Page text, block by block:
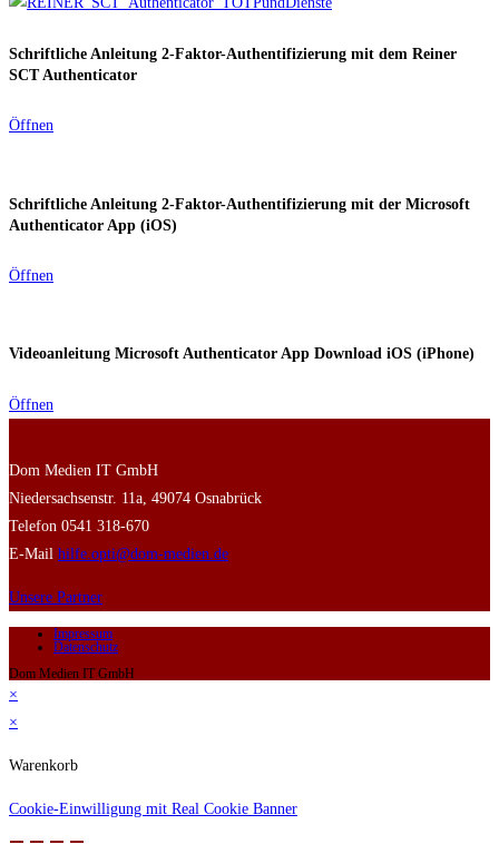
Schriftliche Anleitung 2-Faktor-Authentifizierung mit dem Reiner
SCT Authenticator
Öffnen
Schriftliche Anleitung 2-Faktor-Authentifizierung mit der Microsoft
Authenticator App (iOS)
Öffnen
Videoanleitung Microsoft Authenticator App Download iOS (iPhone)
Öffnen
Dom Medien IT GmbH
Niedersachsenstr. 11a, 49074 Osnabrück
Telefon 0541 318-670
E-Mail hilfe.opti@dom-medien.de
Unsere Partner
Impressum
Datenschutz
Dom Medien IT GmbH
×
×
Warenkorb
Cookie-Einwilligung mit Real Cookie Banner